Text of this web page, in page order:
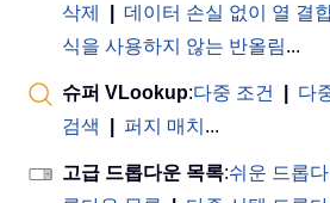
삭제
데이터 손실 없이 열 결
식을 사용하지 않는 반올림...
슈퍼 VLookup:다중 조건 다
검색
퍼지 매치 ...
고급 드롭다운 목록:쉬운 드롭